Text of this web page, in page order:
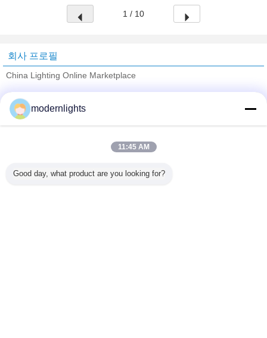
1 / 10
회사 프로필
China Lighting Online Marketplace
Trust Seal
Verified Suplier
모든 제품
modernlights
11:45 AM
Good day, what product are you looking for?